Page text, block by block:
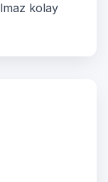
kolay